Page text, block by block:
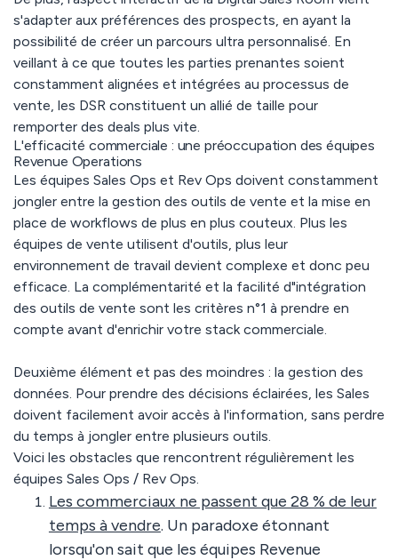
s'adapter aux préférences des prospects, en ayant la
possibilité de créer un parcours ultra personnalisé. En
veillant à ce que toutes les parties prenantes soient
constamment alignées et intégrées au processus de
vente, les DSR constituent un allié de taille pour
remporter des deals plus vite.
L'efficacité commerciale : une préoccupation des équipes
Revenue Operations
Les équipes Sales Ops et Rev Ops doivent constamment
jongler entre la gestion des outils de vente et la mise en
place de workflows de plus en plus couteux. Plus les
équipes de vente utilisent d'outils, plus leur
environnement de travail devient complexe et donc peu
efficace. La complémentarité et la facilité d"intégration
des outils de vente sont les critères n°1 à prendre en
compte avant d'enrichir votre stack commerciale.
Deuxième élément et pas des moindres : la gestion des
données. Pour prendre des décisions éclairées, les Sales
doivent facilement avoir accès à l'information, sans perdre
du temps à jongler entre plusieurs outils.
Voici les obstacles que rencontrent régulièrement les
équipes Sales Ops / Rev Ops.
Les commerciaux ne passent que 28 % de leur
temps à vendre. Un paradoxe étonnant
lorsqu'on sait que les équipes Revenue